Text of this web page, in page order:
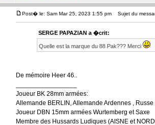
Post� le: Sam Mar 25, 2023 1:55 pm Sujet du
SERGE PAPAZIAN a �crit:
Quelle est la marque du 88 Pak??? Merci
De mémoire Heer 46..
Joueur BK 28mm armées:
Allemande BERLIN, Allemande Ardennes ,
Joueur DBN 15mm armées Wurtemberg et Saxe
Membre des Hussards Ludiques (AISNE et